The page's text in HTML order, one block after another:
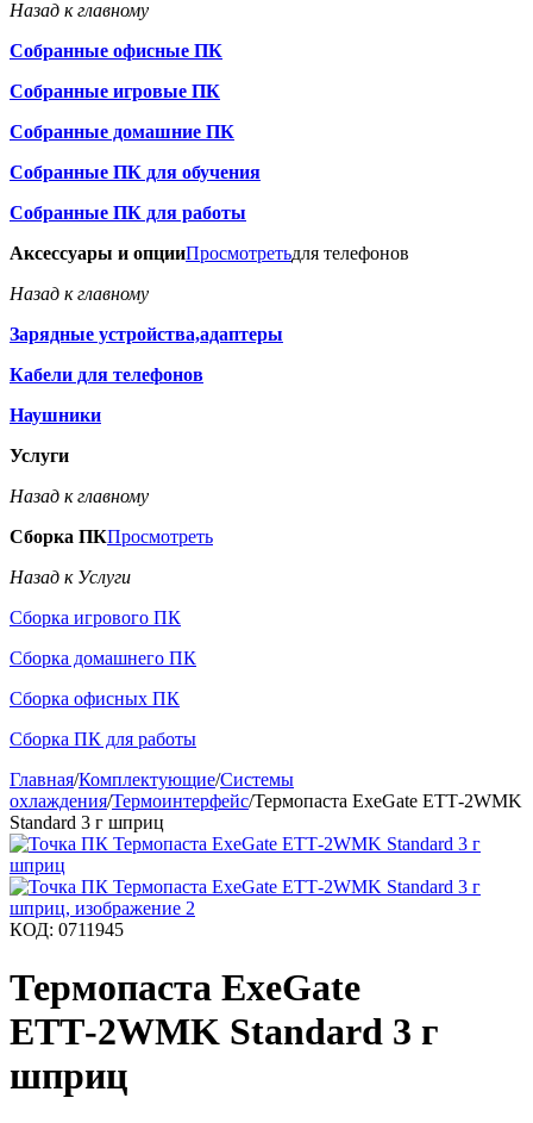
Назад к главному
Собранные офисные ПК
Собранные игровые ПК
Собранные домашние ПК
Собранные ПК для обучения
Собранные ПК для работы
Аксессуары и опцииПросмотретьдля телефонов
Назад к главному
Зарядные устройства,адаптеры
Кабели для телефонов
Наушники
Услуги
Назад к главному
Сборка ПКПросмотреть
Назад к Услуги
Сборка игрового ПК
Сборка домашнего ПК
Сборка офисных ПК
Сборка ПК для работы
Главная/Комплектующие/Системы
охлаждения/Термоинтерфейс/Термопаста ExeGate ETТ-2WMK
Standard 3 г шприц
КОД: 0711945
Термопаста ExeGate
ETТ-2WMK Standard 3 г
шприц